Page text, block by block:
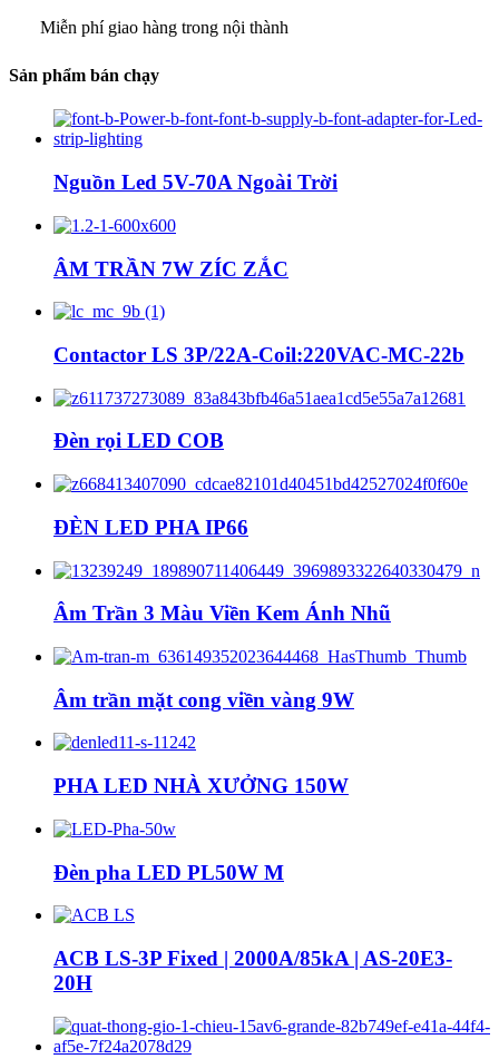
phí giao hàng trong nội thành
Sản phẩm bán chạy
Nguồn Led 5V-70A Ngoài Trời
ÂM TRẦN 7W ZÍC ZẮC
Contactor LS 3P/22A-Coil:220VAC-MC-22b
Đèn rọi LED COB
ĐÈN LED PHA IP66
Âm Trần 3 Màu Viền Kem Ánh Nhũ
Âm trần mặt cong viền vàng 9W
PHA LED NHÀ XƯỞNG 150W
Đèn pha LED PL50W M
ACB LS-3P Fixed | 2000A/85kA | AS-20E3-
20H